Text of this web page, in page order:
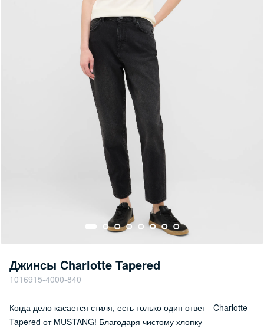
Джинсы Charlotte Tapered
1016915-4000-840
Когда дело касается стиля, есть только один ответ - Charlotte
Tapered от MUSTANG! Благодаря чистому хлопку